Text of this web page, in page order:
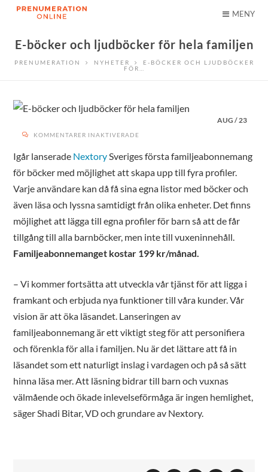
MENY
E-böcker och ljudböcker för hela familjen
PRENUMERATION NYHETER
E-BÖCKER OCH LJUDBÖCKER
FÖR…
AUG /23
KOMMENTARER INAKTIVERADE
OCH
LJUDBÖCKER
HELA
FAMILJEN
Igår lanserade NextorySveriges första familjeabonnemang
för böcker med möjlighet att skapa upp till fyra profiler.
Varje användare kan då få sina egna listor med böcker och
även läsa och lyssna samtidigt från olika enheter. Det finns
möjlighet att lägga till egna profiler för barn så att de får
tillgång till alla barnböcker, men inte till vuxeninnehåll.
Familjeabonnemanget kostar 199 kr/månad.
– Vi kommer fortsätta att utveckla vår tjänst för att ligga i
framkant och erbjuda nya funktioner till våra kunder. Vår
vision är att öka läsandet. Lanseringen av
familjeabonnemang är ett viktigt steg för att personifiera
och förenkla för alla i familjen. Nu är det lättare att få in
läsandet som ett naturligt inslag i vardagen och på så sätt
hinna läsa mer. Att läsning bidrar till barn och vuxnas
välmående och ökade inlevelseförmåga är ingen hemlighet,
säger Shadi Bitar, VD och grundare av Nextory.